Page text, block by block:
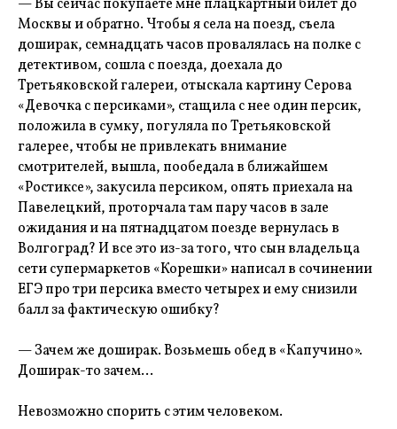
— Вы сейчас покупаете мне плацкартный билет до
Москвы и обратно. Чтобы я села на поезд, съела
доширак, семнадцать часов провалялась на полке с
детективом, сошла с поезда, доехала до
Третьяковской галереи, отыскала картину Серова
«Девочка с персиками», стащила с нее один персик,
положила в сумку, погуляла по Третьяковской
галерее, чтобы не привлекать внимание
смотрителей, вышла, пообедала в ближайшем
«Ростиксе», закусила персиком, опять приехала на
Павелецкий, проторчала там пару часов в зале
ожидания и на пятнадцатом поезде вернулась в
Волгоград? И все это из-за того, что сын владельца
сети супермаркетов «Корешки» написал в сочинении
ЕГЭ про три персика вместо четырех и ему снизили
балл за фактическую ошибку?
— Зачем же доширак. Возьмешь обед в «Капучино».
Доширак-то зачем…
Невозможно спорить с этим человеком.